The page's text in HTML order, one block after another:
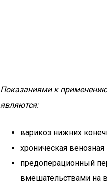
Показаниями к
являются:
варикоз нижних
хроническая венозная
предоперационный
вмешательствами на